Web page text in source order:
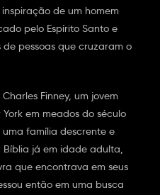
de um homem
pelo Espírito Santo e
pessoas que cruzaram o
Finney, um jovem
em meados do século
uma família descrente e
Bíblia já em idade adulta,
que encontrava em seus
então em uma busca